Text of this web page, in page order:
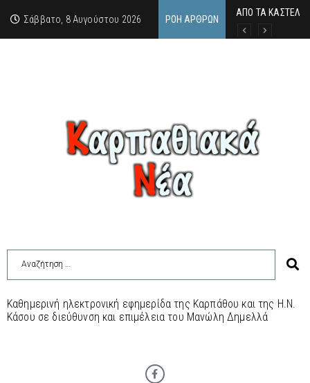
Σάββατο, 8 Αυγούστου 2026 ΡΟΉ ΆΡΘΡΩΝ
ΑΠΟ ΤΑ
Η άγνωστη
Νέος
Καθημερινή ηλεκτρονική εφημερίδα της Καρπάθου και της Η.Ν.
Κάσου σε διεύθυνση και επιμέλεια του Μανώλη Δημελλά